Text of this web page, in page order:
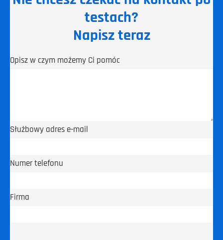
testach?
Napisz teraz
Opisz w czym możemy Ci pomóc
Służbowy adres e-mail
Numer telefonu
Firma